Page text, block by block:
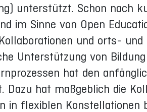
unterstützt. Schon nach
im Sinne von Open
und orts-
Unterstützung von
hat den
Dazu hat maßgeblich die
in flexiblen Konstellationen